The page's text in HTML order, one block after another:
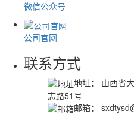
微信公众号
公司官网
联系方式
地址：
山西省
志路51号
邮箱：